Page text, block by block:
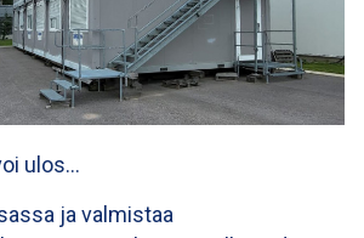
ulos…
ja valmistaa